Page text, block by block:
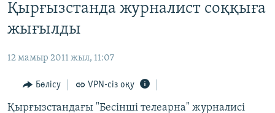
main
content
to
Navigation
Skip
САЯСАТ
ҚАҢТАР ОҚИҒАСЫ
АДАМ ҚҰҚЫҚТАРЫ
ӘЛЕУМЕТ
Қырғызстанда журналист соққыға
жығылды
12 мамыр 2011 жыл, 11:07
Бөлісу VPN-сіз оқу
Қырғызстандағы "Бесінші телеарна" журналисі